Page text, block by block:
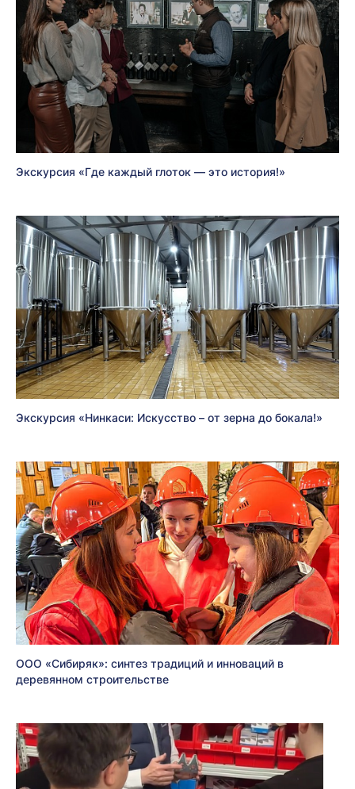
Экскурсия «Где каждый глоток — это история!»
Экскурсия «Нинкаси: Искусство – от зерна до бокала!»
ООО «Сибиряк»: синтез традиций и инноваций в
деревянном строительстве